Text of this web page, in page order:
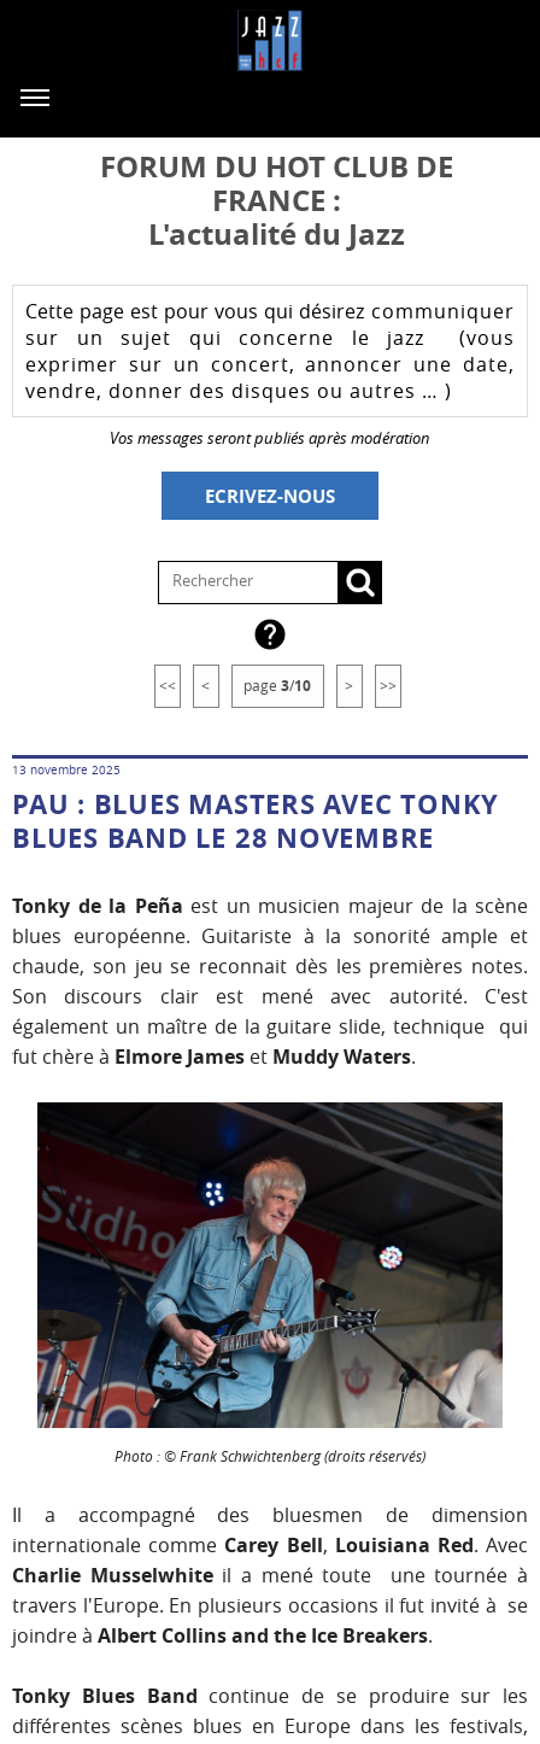
FORUM DU HOT CLUB DE
FRANCE :
L'actualité du Jazz
Cette page est pour vous qui désirez communiquer
sur un sujet qui concerne le jazz (vous
exprimer sur un concert, annoncer une date,
vendre, donner des disques ou autres … )
Vos messages seront publiés après modération
ECRIVEZ-NOUS
<< < page 3/10 > >>

13 novembre 2025
PAU : BLUES MASTERS AVEC TONKY
BLUES BAND LE 28 NOVEMBRE
Tonky de la Peña est un musicien majeur de la scène
blues européenne. Guitariste à la sonorité ample et
chaude, son jeu se reconnait dès les premières notes.
Son discours clair est mené avec autorité. C'est
également un maître de la guitare slide, technique qui
fut chère à Elmore James et Muddy Waters.
Photo : © Frank Schwichtenberg (droits réservés)
Il a accompagné des bluesmen de dimension
internationale comme Carey Bell, Louisiana Red. Avec
Charlie Musselwhiteil a mené toute une tournée à
travers l'Europe. En plusieurs occasions il fut invité à se
joindre à Albert Collins and the Ice Breakers.
Tonky Blues Band continue de se produire sur les
différentes scènes blues en Europe dans les festivals,